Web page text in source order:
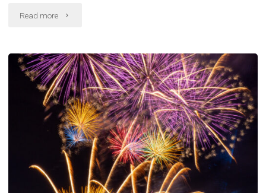
Read more "#BrightCharm
向
日
葵
プ
リ